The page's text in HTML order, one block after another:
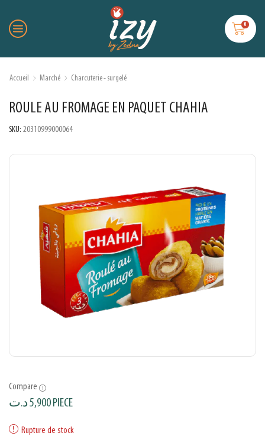
0
Accueil Marché Charcuterie - surgelé
ROULE AU FROMAGE EN PAQUET CHAHIA
SKU: 20310999000064
Compare
5,900د.ت PIECE
Rupture de stock